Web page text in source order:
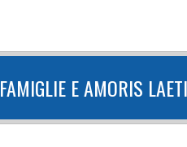
FAMIGLIE E AMORIS